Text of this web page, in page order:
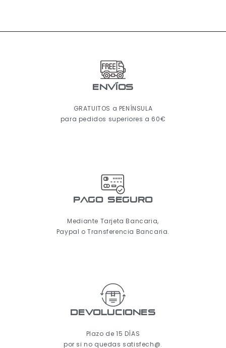
ENVÍOS
GRATUITOS a PENÍNSULA
para pedidos superiores a 60€
pago seguro
Mediante Tarjeta Bancaria,
Paypal o Transferencia Bancaria.
Devoluciones
Plazo de 15 DÍAS
por si no quedas satisfech@.